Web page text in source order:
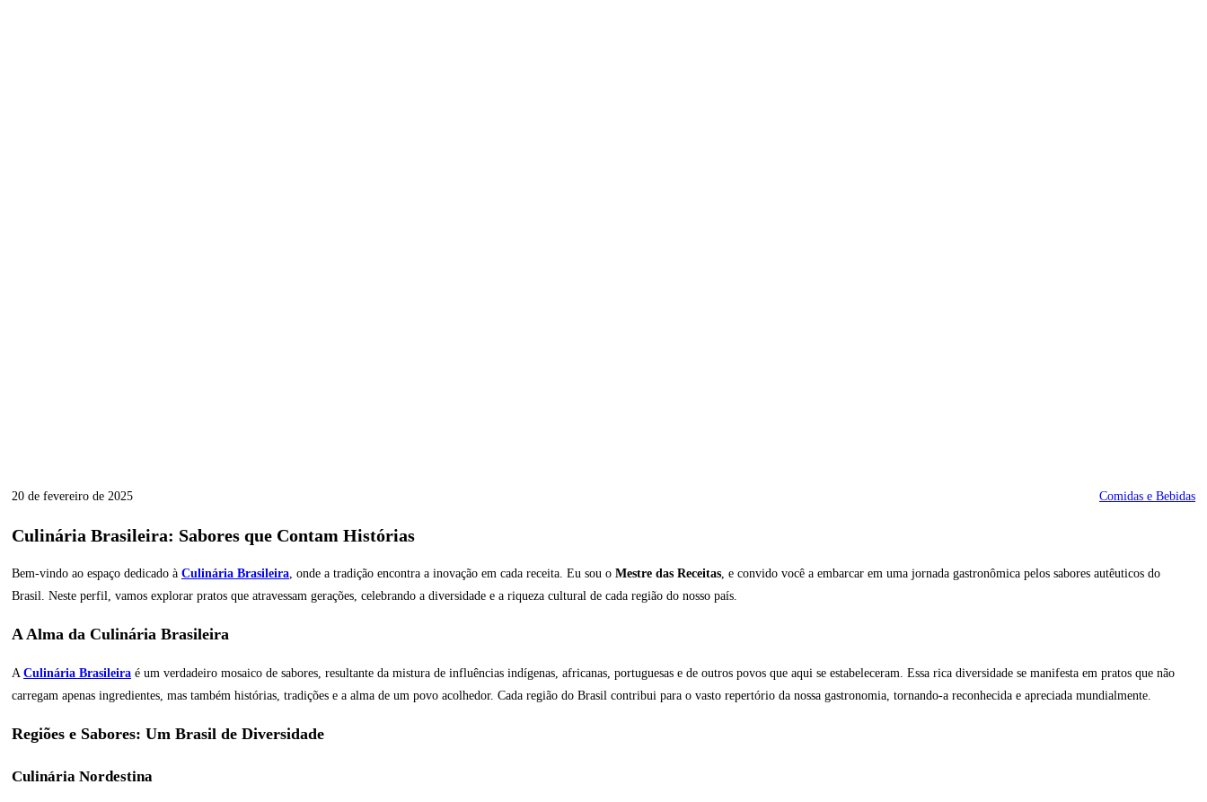
20 de fevereiro de 2025 Comidas e Bebidas
Culinária Brasileira: Sabores que Contam Histórias
Bem-vindo ao espaço dedicado à Culinária Brasileira, onde a tradição encontra a inovação em cada receita. Eu sou o Mestre das Receitas, e convido você a embarcar em uma jornada gastronômica pelos sabores autêuticos do
Brasil. Neste perfil, vamos explorar pratos que atravessam gerações, celebrando a diversidade e a riqueza cultural de cada região do nosso país.
A Alma da Culinária Brasileira
A Culinária Brasileira é um verdadeiro mosaico de sabores, resultante da mistura de influências indígenas, africanas, portuguesas e de outros povos que aqui se estabeleceram. Essa rica diversidade se manifesta em pratos que não
carregam apenas ingredientes, mas também histórias, tradições e a alma de um povo acolhedor. Cada região do Brasil contribui para o vasto repertório da nossa gastronomia, tornando-a reconhecida e apreciada mundialmente.
Regiões e Sabores: Um Brasil de Diversidade
Culinária Nordestina